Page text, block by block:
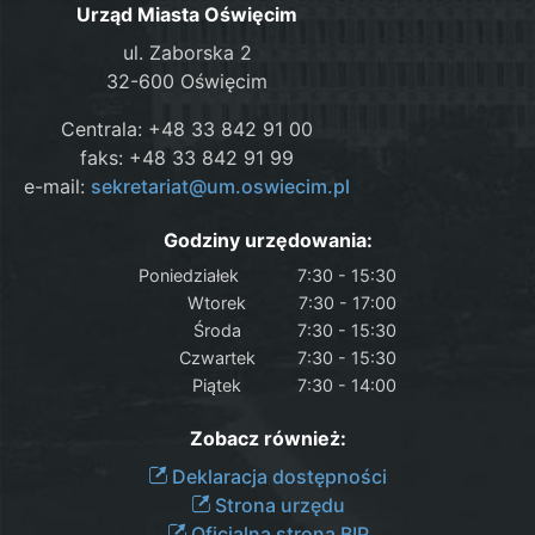
Urząd Miasta Oświęcim
ul. Zaborska 2
32-600 Oświęcim
Centrala: +48 33 842 91 00
faks: +48 33 842 91 99
e-mail: sekretariat@um.oswiecim.pl
Godziny urzędowania:
Poniedziałek
7:30 - 15:30
Wtorek
7:30 - 17:00
Środa
7:30 - 15:30
Czwartek
7:30 - 15:30
Piątek
7:30 - 14:00
Zobacz również:
Deklaracja dostępności
Strona urzędu